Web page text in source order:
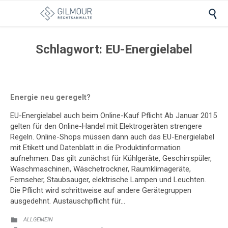

Schlagwort: EU-Energielabel
Energie neu geregelt?
EU-Energielabel auch beim Online-Kauf Pflicht Ab Januar 2015
gelten für den Online-Handel mit Elektrogeräten strengere
Regeln. Online-Shops müssen dann auch das EU-Energielabel
mit Etikett und Datenblatt in die Produktinformation
aufnehmen. Das gilt zunächst für Kühlgeräte, Geschirrspüler,
Waschmaschinen, Wäschetrockner, Raumklimageräte,
Fernseher, Staubsauger, elektrische Lampen und Leuchten.
Die Pflicht wird schrittweise auf andere Gerätegruppen
ausgedehnt. Austauschpflicht für…
 KATEGORIE:
ALLGEMEIN